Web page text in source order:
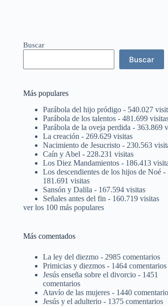
Buscar
Buscar
Más populares
Parábola del hijo pródigo - 540.027
Parábola de los talentos - 481.699
Parábola de la oveja perdida - 363.869
La creación - 269.629 visitas
Nacimiento de Jesucristo - 230.563
Caín y Abel - 228.231 visitas
Los Diez Mandamientos - 186.413
Los descendientes de los hijos de Noé -
181.691 visitas
Sansón y Dalila - 167.594 visitas
Señales antes del fin - 160.719 visitas
ver los 100 más populares
Más comentados
La ley del diezmo - 2985 comentarios
Primicias y diezmos - 1464 comentarios
Jesús enseña sobre el divorcio - 1451
comentarios
Atavío de las mujeres - 1440
Jesús y el adulterio - 1375 comentarios